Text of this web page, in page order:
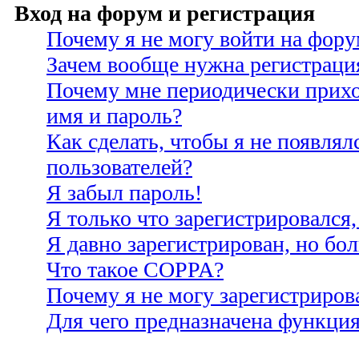
Вход на форум и регистрация
Почему я не могу войти на
Зачем вообще нужна
Почему мне периодически
имя и пароль?
Как сделать, чтобы я не
пользователей?
Я забыл пароль!
Я только что
Я давно зарегистрирован, но
Что такое COPPA?
Почему я не могу
Для чего предназначена